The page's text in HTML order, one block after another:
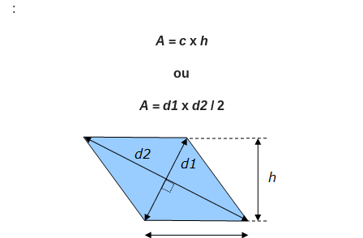
:
A = cx h
ou
A = d1 x d2/ 2